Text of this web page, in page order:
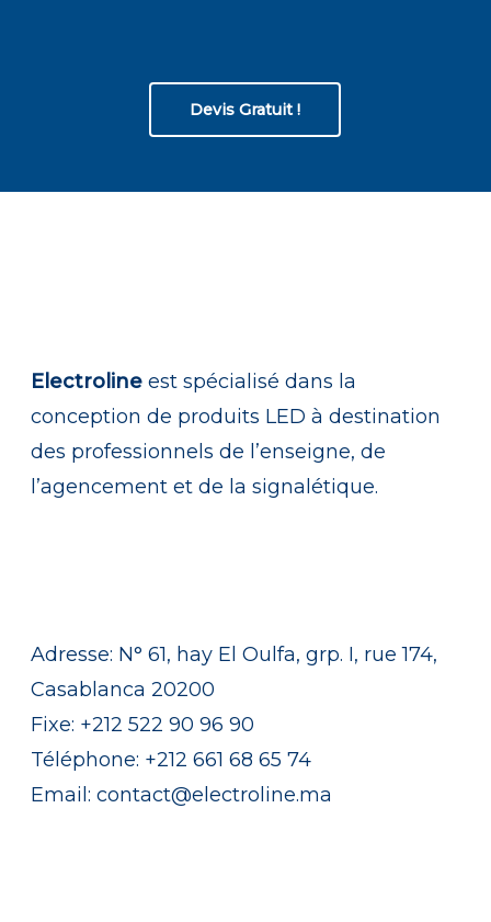
Devis Gratuit !
Electroline est spécialisé dans la
conception de produits LED à destination
des professionnels de l’enseigne, de
l’agencement et de la signalétique.
Adresse: N° 61, hay El Oulfa, grp. I, rue 174,
Casablanca 20200
Fixe: +212 522 90 96 90
Téléphone: +212 661 68 65 74
Email: contact@electroline.ma